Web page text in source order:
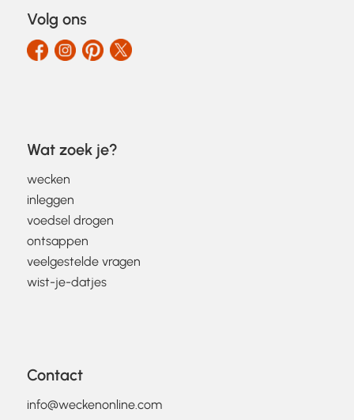
Volg ons
Wat zoek je?
wecken
inleggen
voedsel drogen
ontsappen
veelgestelde vragen
wist-je-datjes
Contact
info@weckenonline.com